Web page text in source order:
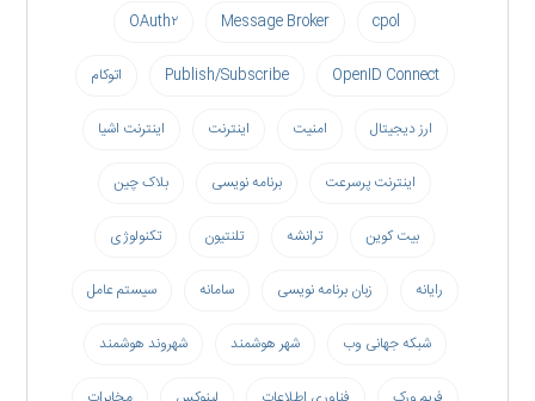
cpol
Message Broker OAuth۲
OpenID Connect
Publish/Subscribe اتوکام
ارز دیجیتال امنیت اینترنت اینترنت اشیا
اینترنت پرسرعت برنامه نویسی بلاک چین
بیت کوین ترانشه تلنتیون تکنولوژی
رایانه زبان برنامه نویسی سامانه سیستم عامل
شبکه جهانی وب شهر هوشمند شهروند هوشمند